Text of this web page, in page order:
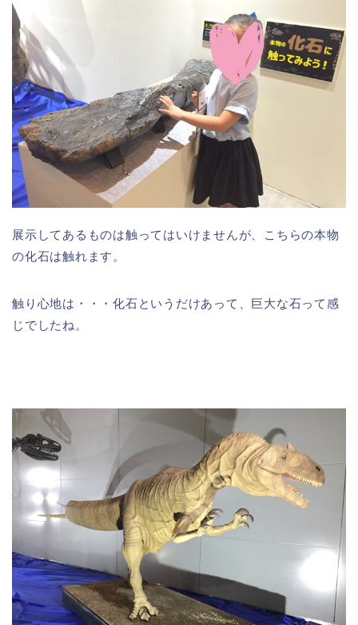
展示してあるものは触ってはいけませんが、こちらの本物
の化石は触れます。
触り心地は・・・化石というだけあって、巨大な石って感
じでしたね。